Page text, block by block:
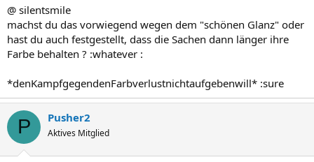
@ silentsmile
machst du das vorwiegend wegen dem "schönen Glanz" oder
hast du auch festgestellt, dass die Sachen dann länger ihre
Farbe behalten ? :whatever :
*denKampfgegendenFarbverlustnichtaufgebenwill* :sure
P Pusher2
Aktives Mitglied